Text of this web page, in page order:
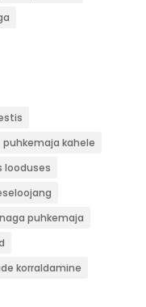
puhkemaja kahele
looduses
puhkemaja
korraldamine